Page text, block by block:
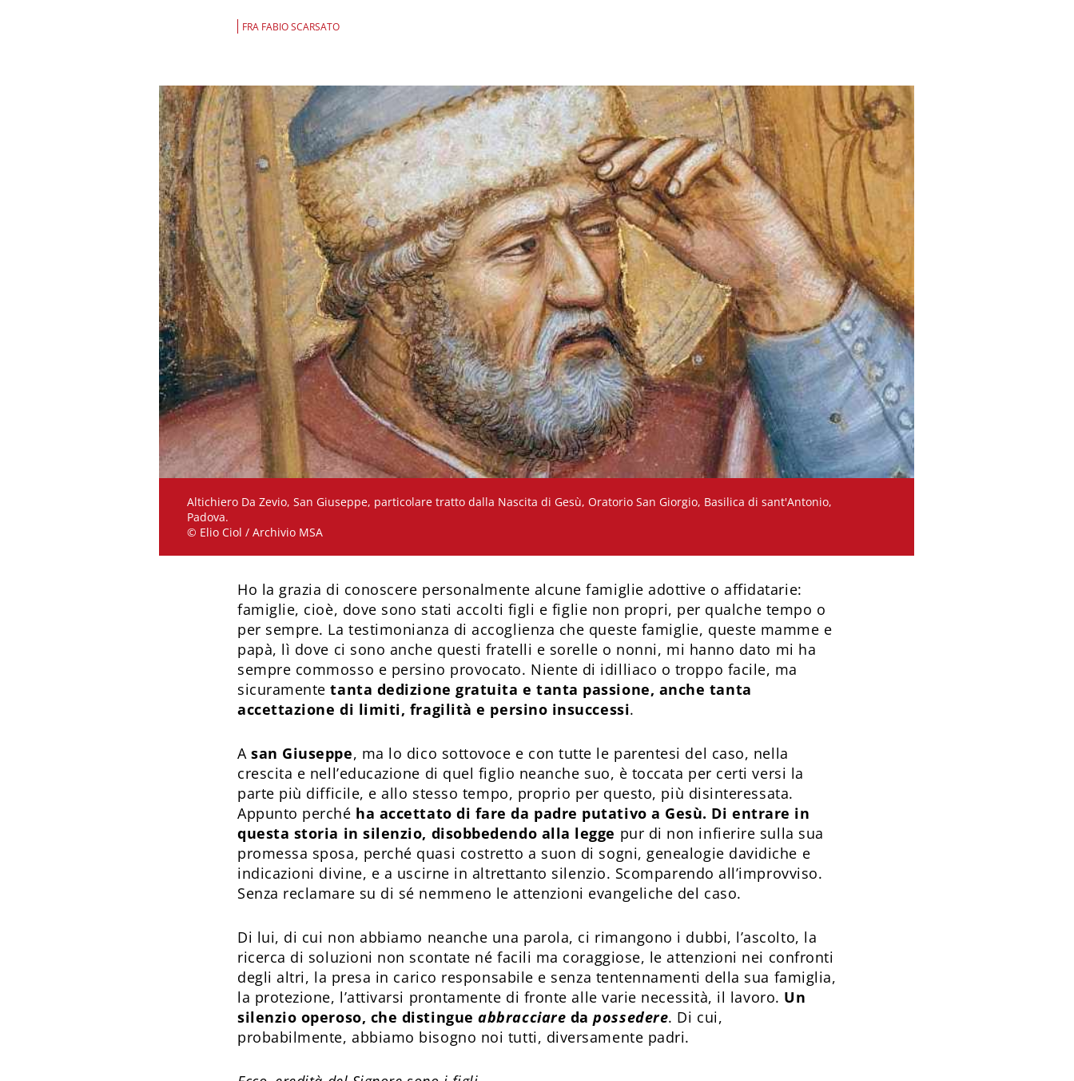
FRA FABIO SCARSATO
Altichiero Da Zevio, San Giuseppe, particolare tratto dalla Nascita di Gesù, Oratorio San Giorgio, Basilica di sant'Antonio,
Padova.
© Elio Ciol / Archivio MSA
Ho la grazia di conoscere personalmente alcune famiglie adottive o affidatarie:
famiglie, cioè, dove sono stati accolti figli e figlie non propri, per qualche tempo o
per sempre. La testimonianza di accoglienza che queste famiglie, queste mamme e
papà, lì dove ci sono anche questi fratelli e sorelle o nonni, mi hanno dato mi ha
sempre commosso e persino provocato. Niente di idilliaco o troppo facile, ma
sicuramente tanta dedizione gratuita e tanta passione, anche tanta
accettazione di limiti, fragilità e persino insuccessi.
Asan Giuseppe, ma lo dico sottovoce e con tutte le parentesi del caso, nella
crescita e nell’educazione di quel figlio neanche suo, è toccata per certi versi la
parte più difficile, e allo stesso tempo, proprio per questo, più disinteressata.
Appunto perché ha accettato di fare da padre putativo a Gesù. Di entrare in
questa storia in silenzio, disobbedendo alla legge pur di non infierire sulla sua
promessa sposa, perché quasi costretto a suon di sogni, genealogie davidiche e
indicazioni divine, e a uscirne in altrettanto silenzio. Scomparendo all’improvviso.
Senza reclamare su di sé nemmeno le attenzioni evangeliche del caso.
Di lui, di cui non abbiamo neanche una parola, ci rimangono i dubbi, l’ascolto, la
ricerca di soluzioni non scontate né facili ma coraggiose, le attenzioni nei confronti
degli altri, la presa in carico responsabile e senza tentennamenti della sua famiglia,
la protezione, l’attivarsi prontamente di fronte alle varie necessità, il lavoro. Un
silenzio operoso, che distingueabbracciare dapossedere. Di cui,
probabilmente, abbiamo bisogno noi tutti, diversamente padri.